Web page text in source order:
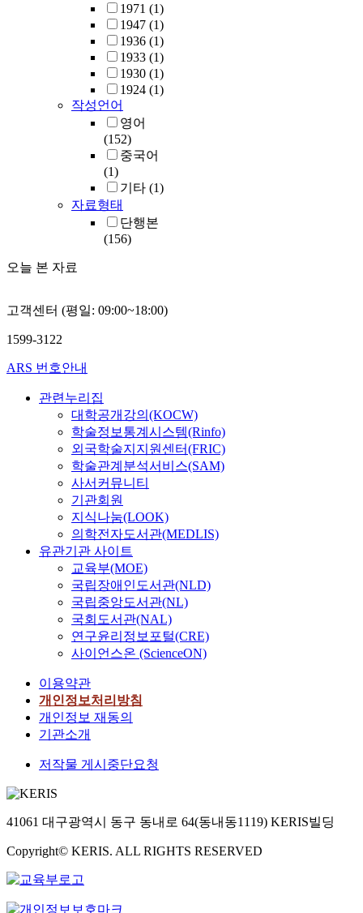
1971 (1)
1947 (1)
1936 (1)
1933 (1)
1930 (1)
1924 (1)
작성언어
영어
(152)
중국어
(1)
기타 (1)
자료형태
단행본
(156)
오늘 본 자료
고객센터 (평일: 09:00~18:00)
1599-3122
ARS 번호안내
관련누리집
대학공개강의(KOCW)
학술정보통계시스템(Rinfo)
외국학술지지원센터(FRIC)
학술관계분석서비스(SAM)
사서커뮤니티
기관회원
지식나눔(LOOK)
의학전자도서관(MEDLIS)
유관기관 사이트
교육부(MOE)
국립장애인도서관(NLD)
국립중앙도서관(NL)
국회도서관(NAL)
연구윤리정보포털(CRE)
사이언스온 (ScienceON)
이용약관
개인정보처리방침
개인정보 재동의
기관소개
저작물 게시중단요청
41061 대구광역시 동구 동내로 64(동내동1119) KERIS빌딩
Copyright© KERIS. ALL RIGHTS RESERVED